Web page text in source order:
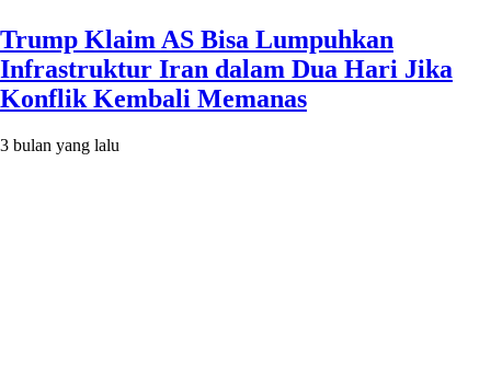
Trump Klaim AS Bisa Lumpuhkan
Infrastruktur Iran dalam Dua Hari Jika
Konflik Kembali Memanas
3 bulan yang lalu